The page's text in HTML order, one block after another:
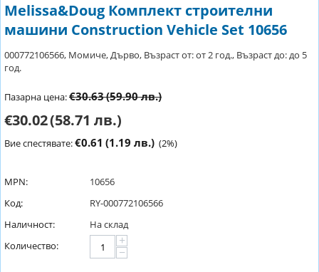
Melissa&Doug Комплект строителни
машини Construction Vehicle Set 10656
000772106566, Момиче, Дърво, Възраст от: от 2 год., Възраст до: до 5
год.
Пазарна цена:€30.63(59.90 лв.)
€30.02(58.71 лв.)
Вие спестявате:€0.61 (1.19 лв.) (2%)
MPN:
10656
Код:
RY-000772106566
Наличност:
На склад
Количество:
+
−